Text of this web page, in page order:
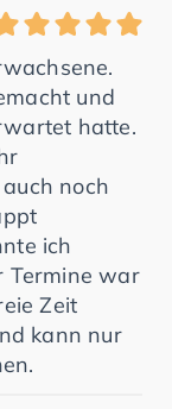
und
hatte.
noch
ich
Termine war
Zeit
kann nur